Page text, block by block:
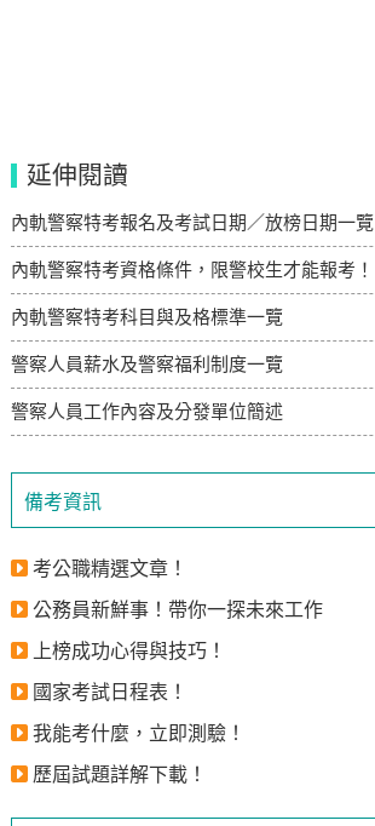
備考資訊
考公職精選文章！
公務員新鮮事！帶你一探未來工作
上榜成功心得與技巧！
國家考試日程表！
我能考什麼，立即測驗！
歷屆試題詳解下載！
延伸閱讀
內軌警察特考報名及考試日期／放榜日期一覽
內軌警察特考資格條件，限警校生才能報考！
內軌警察特考科目與及格標準一覽
警察人員薪水及警察福利制度一覽
警察人員工作內容及分發單位簡述